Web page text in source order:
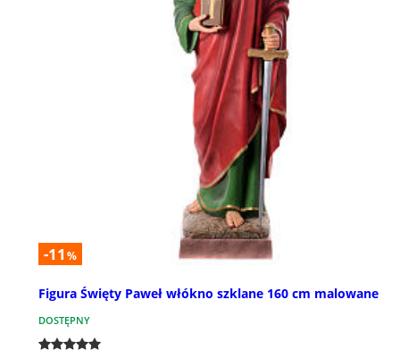
-11 %
Figura Święty Paweł włókno szklane 160 cm malowane
DOSTĘPNY